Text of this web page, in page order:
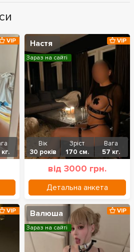
VIP Настя
Вік
30 років
Зріст
170 см.
Вага
57 кг.
від 3000 грн.
Детальна анкета
VIP
Зараз на сайті
VIP Валюша VIP
Зараз на сайті